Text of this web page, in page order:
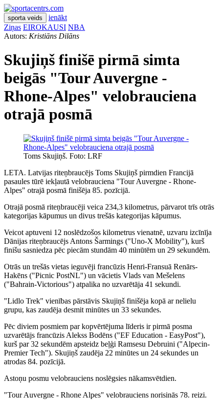
sporta veids
ienākt
Ziņas EIROKAUSI NBA
Autors: Kristiāns Dilāns
Skujiņš finišē pirmā simta
beigās "Tour Auvergne -
Rhone-Alpes" velobrauciena
otrajā posmā
Toms Skujiņš. Foto: LRF
LETA. Latvijas riteņbraucējs Toms Skujiņš pirmdien Francijā
pasaules tūrē iekļautā velobrauciena "Tour Auvergne - Rhone-
Alpes" otrajā posmā finišēja 85. pozīcijā.
Otrajā posmā riteņbraucēji veica 234,3 kilometrus, pārvarot trīs otrās
kategorijas kāpumus un divus trešās kategorijas kāpumus.
Veicot aptuveni 12 noslēdzošos kilometrus vienatnē, uzvaru izcīnīja
Dānijas riteņbraucējs Antons Šarmings ("Uno-X Mobility"), kurš
finišu sasniedza pēc piecām stundām 40 minūtēm un 29 sekundēm.
Otrās un trešās vietas ieguvēji francūzis Henri-Fransuā Renārs-
Hakēns ("Picnic PostNL") un vācietis Vlads van Mešelens
("Bahrain-Victorious") atpalika no uzvarētāja 41 sekundi.
"Lidlo Trek" vienības pārstāvis Skujiņš finišēja kopā ar nelielu
grupu, kas zaudēja desmit minūtes un 33 sekundes.
Pēc diviem posmiem par kopvērtējuma līderis ir pirmā posma
uzvarētājs francūzis Alekss Bodēns ("EF Education - EasyPost"),
kurš par 32 sekundēm apsteidz beļģi Ramsesu Debruini ("Alpecin-
Premier Tech"). Skujiņš zaudēja 22 minūtes un 24 sekundes un
atrodas 84. pozīcijā.
Astoņu posmu velobrauciens noslēgsies nākamsvētdien.
"Tour Auvergne - Rhone Alpes" velobrauciens norisinās 78. reizi.